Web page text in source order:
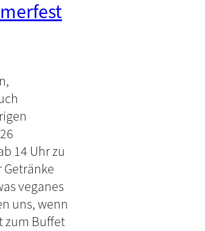
14 Uhr zu
veganes
uns, wenn
zum Buffet